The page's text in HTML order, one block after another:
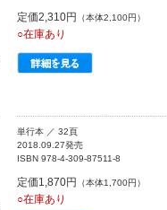
定価2,310円 （本体2,100円）
○在庫あり
単行本 ／ 32頁
2018.09.27発売
ISBN 978-4-309-87511-8
定価1,870円 （本体1,700円）
○在庫あり